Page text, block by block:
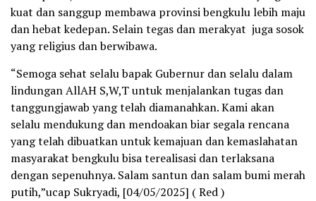
kuat dan sanggup membawa provinsi bengkulu lebih maju
dan hebat kedepan. Selain tegas dan merakyat juga sosok
yang religius dan berwibawa.
“Semoga sehat selalu bapak Gubernur dan selalu dalam
lindungan AllAH S,W,T untuk menjalankan tugas dan
tanggungjawab yang telah diamanahkan. Kami akan
selalu mendukung dan mendoakan biar segala rencana
yang telah dibuatkan untuk kemajuan dan kemaslahatan
masyarakat bengkulu bisa terealisasi dan terlaksana
dengan sepenuhnya. Salam santun dan salam bumi merah
putih,”ucap Sukryadi, [04/05/2025] ( Red )